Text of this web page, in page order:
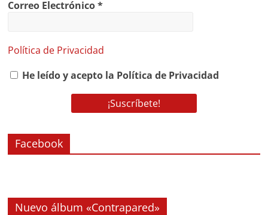
Correo Electrónico*
Política de Privacidad
He leído y acepto la Política de Privacidad
Facebook
Nuevo álbum «Contrapared»